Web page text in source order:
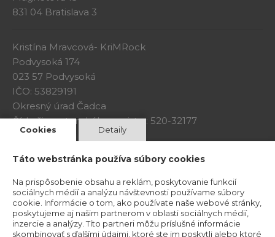
831 04 Bratislava 3
Kristína Mravcová- KriMRock
Podvysoká 174
023 57 Podvysoká
IČO: 53829191
Okresný úrad Čadca
Číslo živnostenského registra: 520-32177
Obchodné podmineky
Cookies Detaily
Táto webstránka používa súbory cookies
Na prispôsobenie obsahu a reklám, poskytovanie funkcií
sociálnych médií a analýzu návštevnosti používame súbory
cookie. Informácie o tom, ako používate naše webové stránky,
poskytujeme aj našim partnerom v oblasti sociálnych médií,
inzercie a analýzy. Títo partneri môžu príslušné informácie
skombinovať s ďalšími údajmi, ktoré ste im poskytli alebo ktoré